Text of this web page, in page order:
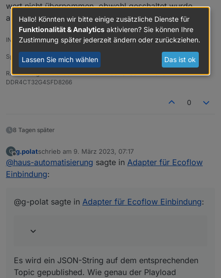
wert nicht übernommen, obwohl geschaltet wurde.
aktuell geht es. Danke dir
INTEL NUC BOXNUC6I3SYH i3-6100U - Proxmox
Speicher: Transcend MTS800 M.2 SSD 128GB SATA III, MLC
RAM: 40Gig Crucial 8GB DDR4 CT2K8G4SFS824A + 32GB
DDR4CT32G4SFD8266
0
8 Tagen später
G
Offline
g.polatschrieb am 9. März 2023, 07:17
zuletzt editiert von
@haus-automatisierung sagte in Adapter für Ecoflow
Einbindung:
@g-polat sagte in Adapter für Ecoflow Einbindung:
Es wird ein JSON-String auf dem entsprechenden
Topic gepublished. Wie genau der Playload
Hallo! Könnten wir bitte einige zusätzliche Dienste für
Funktionalität & Analytics aktivieren? Sie können Ihre
Zustimmung später jederzeit ändern oder zurückziehen.
Lassen Sie mich wählen Das ist ok